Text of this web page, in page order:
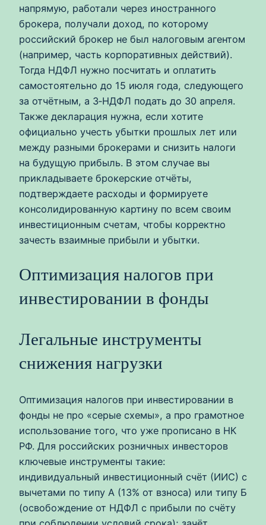
напрямую, работали через иностранного
брокера, получали доход, по которому
российский брокер не был налоговым агентом
(например, часть корпоративных действий).
Тогда НДФЛ нужно посчитать и оплатить
самостоятельно до 15 июля года, следующего
за отчётным, а 3‑НДФЛ подать до 30 апреля.
Также декларация нужна, если хотите
официально учесть убытки прошлых лет или
между разными брокерами и снизить налоги
на будущую прибыль. В этом случае вы
прикладываете брокерские отчёты,
подтверждаете расходы и формируете
консолидированную картину по всем своим
инвестиционным счетам, чтобы корректно
зачесть взаимные прибыли и убытки.
Оптимизация налогов при
инвестировании в фонды
Легальные инструменты
снижения нагрузки
Оптимизация налогов при инвестировании в
фонды не про «серые схемы», а про грамотное
использование того, что уже прописано в НК
РФ. Для российских розничных инвесторов
ключевые инструменты такие:
индивидуальный инвестиционный счёт (ИИС) с
вычетами по типу А (13% от взноса) или типу Б
(освобождение от НДФЛ с прибыли по счёту